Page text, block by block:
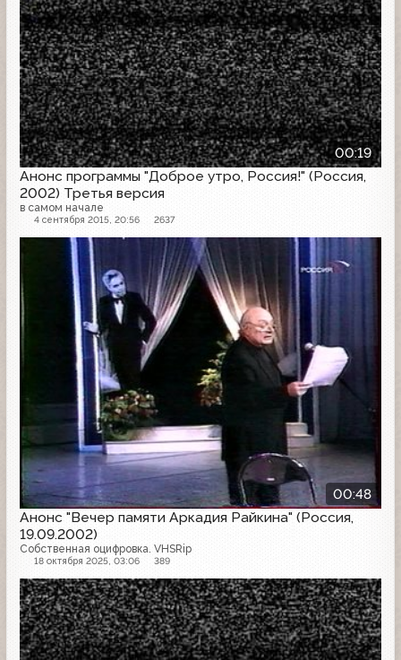
00:19
Анонс программы "Доброе утро, Россия!" (Россия,
2002) Третья версия
в самом начале
4 сентября 2015, 20:56 2637
00:48
Анонс "Вечер памяти Аркадия Райкина" (Россия,
19.09.2002)
Собственная оцифровка. VHSRip
18 октября 2025, 03:06 389
Анонс